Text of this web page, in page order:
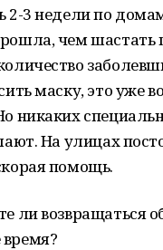
2-3 недели по
чем шастать
маску, это уже
никаких
На улицах
помощь.
ли возвращаться